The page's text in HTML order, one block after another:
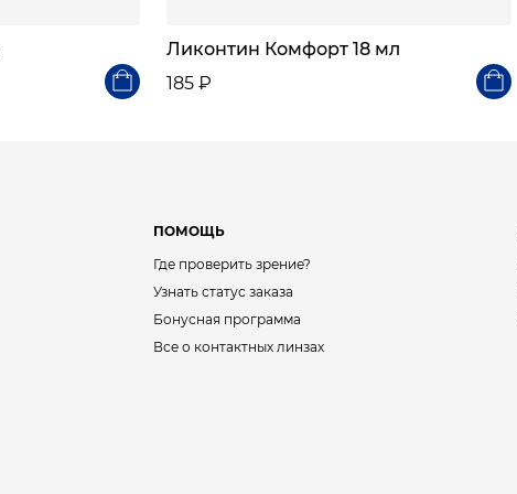
Ликонтин Комфорт 18 мл
185 ₽
ПОМОЩЬ
Где проверить зрение?
Узнать статус заказа
Бонусная программа
Все о контактных линзах